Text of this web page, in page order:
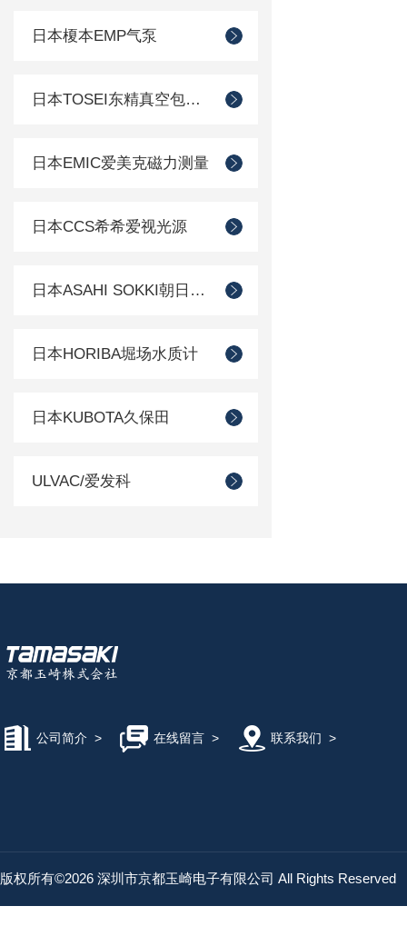
日本榎本EMP气泵
日本TOSEI东精真空包装机
日本EMIC爱美克磁力测量
日本CCS希希爱视光源
日本ASAHI SOKKI朝日测器
日本HORIBA堀场水质计
日本KUBOTA久保田
ULVAC/爱发科
公司简介 > 在线留言> 联系我们 >
版权所有©2026 深圳市京都玉崎电子有限公司 All Rights Reserved